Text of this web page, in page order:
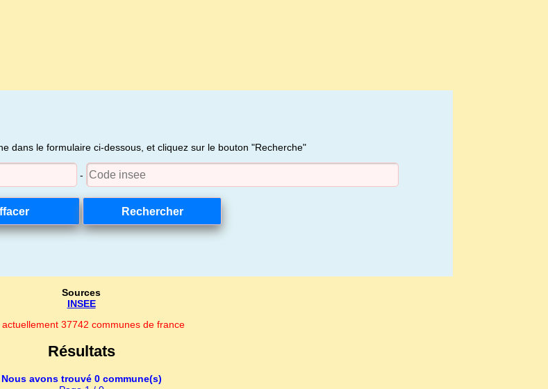
dans le formulaire ci-dessous, et cliquez sur le bouton "Recherche"
-
Sources
INSEE
actuellement 37742 communes de france
Résultats
Nous avons trouvé 0 commune(s)